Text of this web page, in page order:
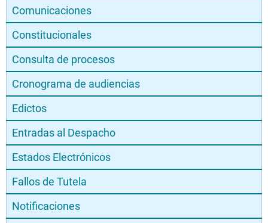
Comunicaciones
Constitucionales
Consulta de procesos
Cronograma de audiencias
Edictos
Entradas al Despacho
Estados Electrónicos
Fallos de Tutela
Notificaciones